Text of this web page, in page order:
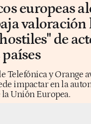
europeas
valoración
de
Telefónica y Orange
impactar en la
Unión Europea.